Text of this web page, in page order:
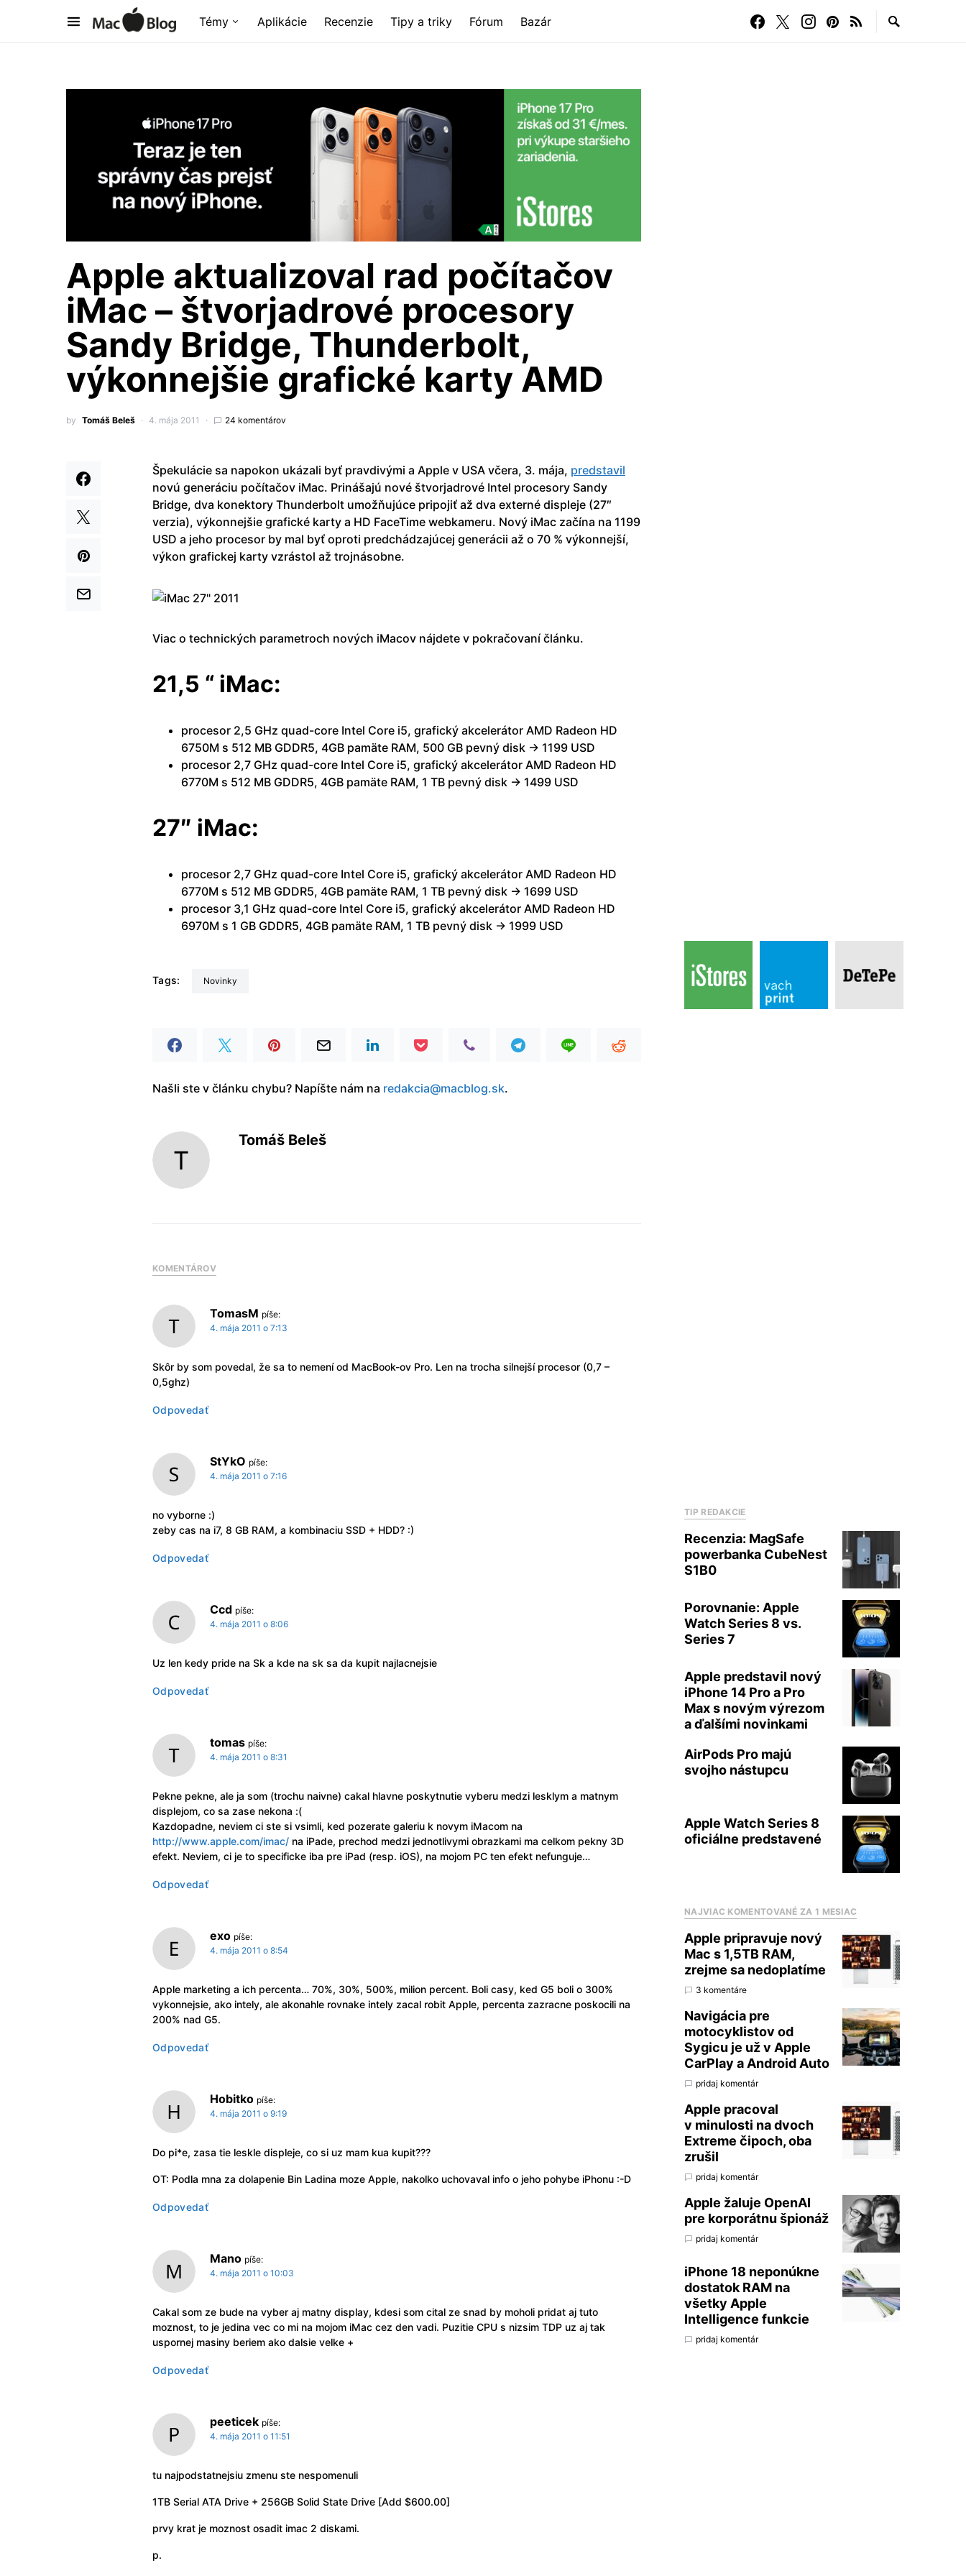
Témy Aplikácie Recenzie Tipy a triky Fórum Bazár
Apple aktualizoval rad počítačov
iMac – štvorjadrové procesory
Sandy Bridge, Thunderbolt,
výkonnejšie grafické karty AMD
by Tomáš Beleš 4. mája 2011 24 komentárov
Špekulácie sa napokon ukázali byť pravdivými a Apple v USA včera, 3. mája, predstavil
novú generáciu počítačov iMac. Prinášajú nové štvorjadrové Intel procesory Sandy
Bridge, dva konektory Thunderbolt umožňujúce pripojiť až dva externé displeje (27″
verzia), výkonnejšie grafické karty a HD FaceTime webkameru. Nový iMac začína na 1199
USD a jeho procesor by mal byť oproti predchádzajúcej generácii až o 70 % výkonnejší,
výkon grafickej karty vzrástol až trojnásobne.
Viac o technických parametroch nových iMacov nájdete v pokračovaní článku.
21,5 “ iMac:
procesor 2,5 GHz quad-core Intel Core i5, grafický akcelerátor AMD Radeon HD
6750M s 512 MB GDDR5, 4GB pamäte RAM, 500 GB pevný disk → 1199 USD
procesor 2,7 GHz quad-core Intel Core i5, grafický akcelerátor AMD Radeon HD
6770M s 512 MB GDDR5, 4GB pamäte RAM, 1 TB pevný disk → 1499 USD
27″ iMac:
procesor 2,7 GHz quad-core Intel Core i5, grafický akcelerátor AMD Radeon HD
6770M s 512 MB GDDR5, 4GB pamäte RAM, 1 TB pevný disk → 1699 USD
procesor 3,1 GHz quad-core Intel Core i5, grafický akcelerátor AMD Radeon HD
6970M s 1 GB GDDR5, 4GB pamäte RAM, 1 TB pevný disk → 1999 USD
Tags: Novinky
Našli ste v článku chybu? Napíšte nám na redakcia@macblog.sk.
Tomáš Beleš
KOMENTÁROV
TomasM píše:
4. mája 2011 o 7:13
Skôr by som povedal, že sa to nemení od MacBook-ov Pro. Len na trocha silnejší procesor (0,7 –
0,5ghz)
Odpovedať
StYkO píše:
4. mája 2011 o 7:16
no vyborne :)
zeby cas na i7, 8 GB RAM, a kombinaciu SSD + HDD? :)
Odpovedať
Ccd píše:
4. mája 2011 o 8:06
Uz len kedy pride na Sk a kde na sk sa da kupit najlacnejsie
Odpovedať
tomas píše:
4. mája 2011 o 8:31
Pekne pekne, ale ja som (trochu naivne) cakal hlavne poskytnutie vyberu medzi lesklym a matnym
displejom, co sa zase nekona :(
Kazdopadne, neviem ci ste si vsimli, ked pozerate galeriu k novym iMacom na
http://www.apple.com/imac/ na iPade, prechod medzi jednotlivymi obrazkami ma celkom pekny 3D
efekt. Neviem, ci je to specificke iba pre iPad (resp. iOS), na mojom PC ten efekt nefunguje…
Odpovedať
exo píše:
4. mája 2011 o 8:54
Apple marketing a ich percenta… 70%, 30%, 500%, milion percent. Boli casy, ked G5 boli o 300%
vykonnejsie, ako intely, ale akonahle rovnake intely zacal robit Apple, percenta zazracne poskocili na
200% nad G5.
Odpovedať
Hobitko píše:
4. mája 2011 o 9:19
Do pi*e, zasa tie leskle displeje, co si uz mam kua kupit???
OT: Podla mna za dolapenie Bin Ladina moze Apple, nakolko uchovaval info o jeho pohybe iPhonu :-D
Odpovedať
Mano píše:
4. mája 2011 o 10:03
Cakal som ze bude na vyber aj matny display, kdesi som cital ze snad by moholi pridat aj tuto
moznost, to je jedina vec co mi na mojom iMac cez den vadi. Puzitie CPU s nizsim TDP uz aj tak
uspornej masiny beriem ako dalsie velke +
Odpovedať
peeticek píše:
4. mája 2011 o 11:51
tu najpodstatnejsiu zmenu ste nespomenuli
1TB Serial ATA Drive + 256GB Solid State Drive [Add $600.00]
prvy krat je moznost osadit imac 2 diskami.
p.
TIP REDAKCIE
Recenzia: MagSafe
powerbanka CubeNest
S1B0
Porovnanie: Apple
Watch Series 8 vs.
Series 7
Apple predstavil nový
iPhone 14 Pro a Pro
Max s novým výrezom
a ďalšími novinkami
AirPods Pro majú
svojho nástupcu
Apple Watch Series 8
oficiálne predstavené
NAJVIAC KOMENTOVANÉ ZA 1 MESIAC
Apple pripravuje nový
Mac s 1,5TB RAM,
zrejme sa nedoplatíme
3 komentáre
Navigácia pre
motocyklistov od
Sygicu je už v Apple
CarPlay a Android Auto
pridaj komentár
Apple pracoval
v minulosti na dvoch
Extreme čipoch, oba
zrušil
pridaj komentár
Apple žaluje OpenAI
pre korporátnu špionáž
pridaj komentár
iPhone 18 neponúkne
dostatok RAM na
všetky Apple
Intelligence funkcie
pridaj komentár